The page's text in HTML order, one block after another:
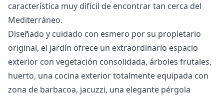
característica muy difícil de encontrar tan cerca del
Mediterráneo.
Diseñado y cuidado con esmero por su propietario
original, el jardín ofrece un extraordinario espacio
exterior con vegetación consolidada, árboles frutales,
huerto, una cocina exterior totalmente equipada con
zona de barbacoa, jacuzzi, una elegante pérgola